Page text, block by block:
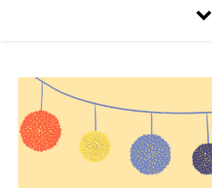
quelque